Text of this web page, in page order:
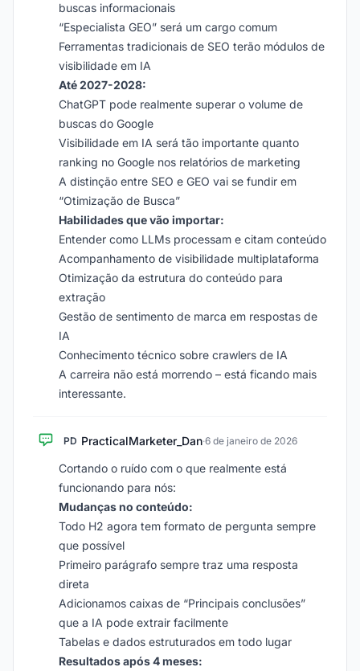
buscas informacionais
“Especialista GEO” será um cargo comum
Ferramentas tradicionais de SEO terão módulos de
visibilidade em IA
Até 2027-2028:
ChatGPT pode realmente superar o volume de
buscas do Google
Visibilidade em IA será tão importante quanto
ranking no Google nos relatórios de marketing
A distinção entre SEO e GEO vai se fundir em
“Otimização de Busca”
Habilidades que vão importar:
Entender como LLMs processam e citam conteúdo
Acompanhamento de visibilidade multiplataforma
Otimização da estrutura do conteúdo para
extração
Gestão de sentimento de marca em respostas de
IA
Conhecimento técnico sobre crawlers de IA
A carreira não está morrendo – está ficando mais
interessante.
PD PracticalMarketer_Dan·6 de janeiro de 2026
Cortando o ruído com o que realmente está
funcionando para nós:
Mudanças no conteúdo:
Todo H2 agora tem formato de pergunta sempre
que possível
Primeiro parágrafo sempre traz uma resposta
direta
Adicionamos caixas de “Principais conclusões”
que a IA pode extrair facilmente
Tabelas e dados estruturados em todo lugar
Resultados após 4 meses: